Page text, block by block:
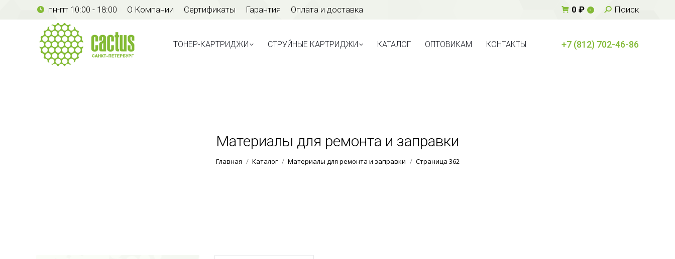
пн-пт 10:00 - 18:00 О Компании Сертификаты Гарантия Оплата и доставка 0 ₽ 0 Поиск:
Поиск
ТОНЕР-КАРТРИДЖИ СТРУЙНЫЕ КАРТРИДЖИ КАТАЛОГ ОПТОВИКАМ КОНТАКТЫ +7 (812) 702-46-86
Материалы для ремонта и заправки
Вы здесь:
Главная Каталог Материалы для ремонта и заправки Страница 362